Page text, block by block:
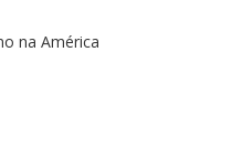
na América